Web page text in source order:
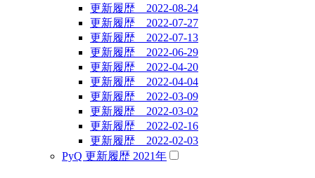
更新履歴 2022-08-24
更新履歴 2022-07-27
更新履歴 2022-07-13
更新履歴 2022-06-29
更新履歴 2022-04-20
更新履歴 2022-04-04
更新履歴 2022-03-09
更新履歴 2022-03-02
更新履歴 2022-02-16
更新履歴 2022-02-03
PyQ 更新履歴 2021年